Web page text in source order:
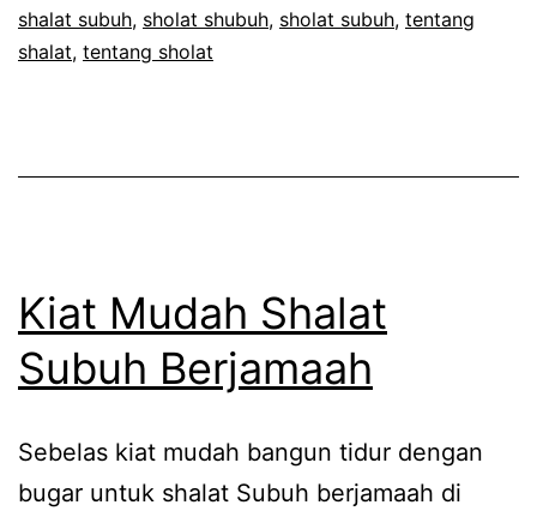
shalat subuh, sholat shubuh, sholat subuh, tentang
shalat, tentang sholat
Kiat Mudah Shalat
Subuh Berjamaah
Sebelas kiat mudah bangun tidur dengan
bugar untuk shalat Subuh berjamaah di